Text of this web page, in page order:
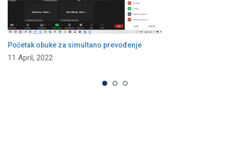
Početak obuke za simultano prevođenje
11 April, 2022